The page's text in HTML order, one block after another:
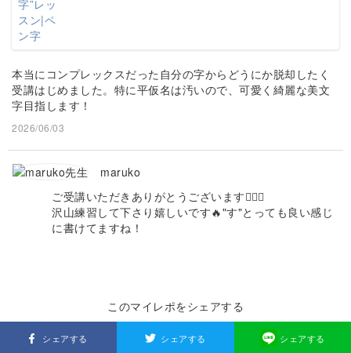
本当にコンプレックスだった自分の字からどうにか脱却したく
受講はじめました。特に平仮名は汚いので、可愛く綺麗な美文
字目指します！
2026/06/03
maruko
ご受講いただきありがとうございます🙇🏻‍♀️
沢山練習して下さり嬉しいです🔥"す"とっても良い感じ
に書けてますね！
このマイレポをシェアする
シェアする シェアする シェアする